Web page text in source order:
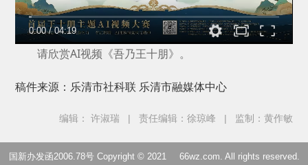
0:00/04:19
请欣赏AI视频《吾乃王十朋》。
稿件来源：乐清市社科联 乐清市融媒体中心
编辑： 许淑瑞 责任编辑：徐琼峰 监制：黄作敏
国新办发函2006.78号 Copyright © 2021 66wz.com. All rights reserved.